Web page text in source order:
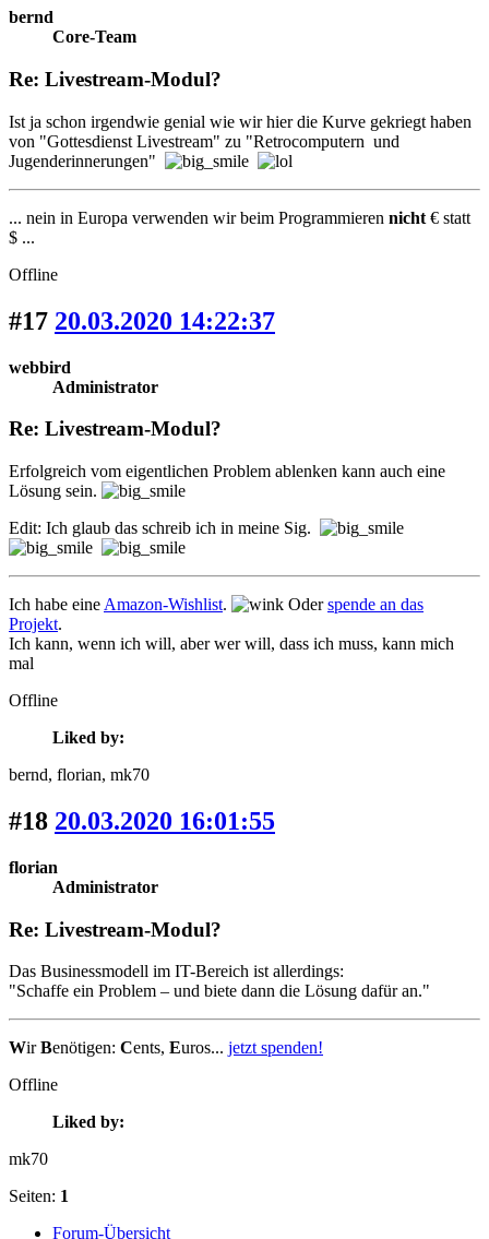
bernd
Core-Team
Re: Livestream-Modul?
Ist ja schon irgendwie genial wie wir hier die Kurve gekriegt haben
von "Gottesdienst Livestream" zu "Retrocomputern und
Jugenderinnerungen"
... nein in Europa verwenden wir beim Programmieren nicht € statt
$ ...
Offline
#17 20.03.2020 14:22:37
webbird
Administrator
Re: Livestream-Modul?
Erfolgreich vom eigentlichen Problem ablenken kann auch eine
Lösung sein.
Edit: Ich glaub das schreib ich in meine Sig.
Ich habe eine Amazon-Wishlist. Oderspende an das
Projekt.
Ich kann, wenn ich will, aber wer will, dass ich muss, kann mich
mal
Offline
Liked by:
bernd, florian, mk70
#18 20.03.2020 16:01:55
florian
Administrator
Re: Livestream-Modul?
Das Businessmodell im IT-Bereich ist allerdings:
"Schaffe ein Problem – und biete dann die Lösung dafür an."
WirBenötigen: Cents, Euros... jetzt spenden!
Offline
Liked by:
mk70
Seiten: 1
Forum-Übersicht